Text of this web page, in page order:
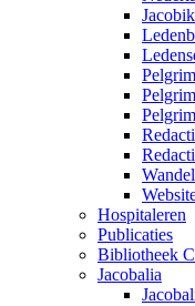
Hospitaleren
Publicaties
Bibliotheek
Jacobalia